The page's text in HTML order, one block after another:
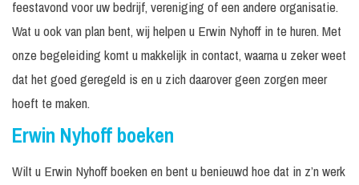
feestavond voor uw bedrijf, vereniging of een andere organisatie.
Wat u ook van plan bent, wij helpen u Erwin Nyhoff in te huren. Met
onze begeleiding komt u makkelijk in contact, waarna u zeker weet
dat het goed geregeld is en u zich daarover geen zorgen meer
hoeft te maken.
Erwin Nyhoff boeken
Wilt u Erwin Nyhoff boeken en bent u benieuwd hoe dat in z’n werk